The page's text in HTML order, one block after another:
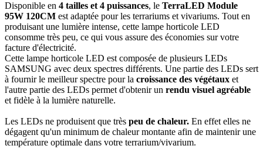
Disponible en 4 tailles et 4 puissances, le TerraLED Module
95W 120CM est adaptée pour les terrariums et vivariums. Tout en
produisant une lumière intense, cette lampe horticole LED
consomme très peu, ce qui vous assure des économies sur votre
facture d'électricité.
Cette lampe horticole LED est composée de plusieurs LEDs
SAMSUNG avec deux spectres différents. Une partie des LEDs sert
à fournir le meilleur spectre pour la croissance des végétaux et
l'autre partie des LEDs permet d'obtenir un rendu visuel agréable
et fidèle à la lumière naturelle.
Les LEDs ne produisent que très peu de chaleur. En effet elles ne
dégagent qu'un minimum de chaleur montante afin de maintenir une
température optimale dans votre terrarium/vivarium.